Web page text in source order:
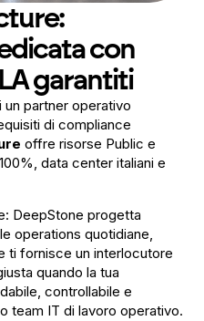
con
garantiti
partner operativo
di compliance
offre risorse Public e
data center italiani e
DeepStone progetta
operations quotidiane,
ti fornisce un interlocutore
quando la tua
controllabile e
team IT di lavoro operativo.